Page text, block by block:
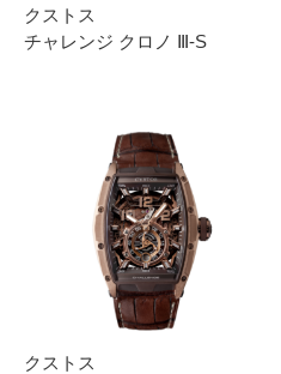
クストス
チャレンジ クロノ Ⅲ-S
クストス